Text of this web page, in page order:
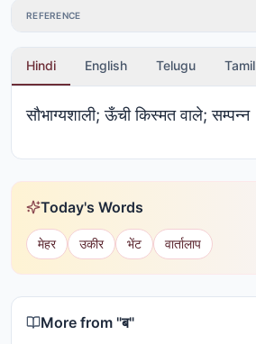
REFERENCE
Hindi English Telugu Tamil
सौभाग्यशाली; ऊँची किस्मत वाले; सम्पन्न
Today's Words
मेहर उकीर भेंट वार्तालाप
More from "ब"